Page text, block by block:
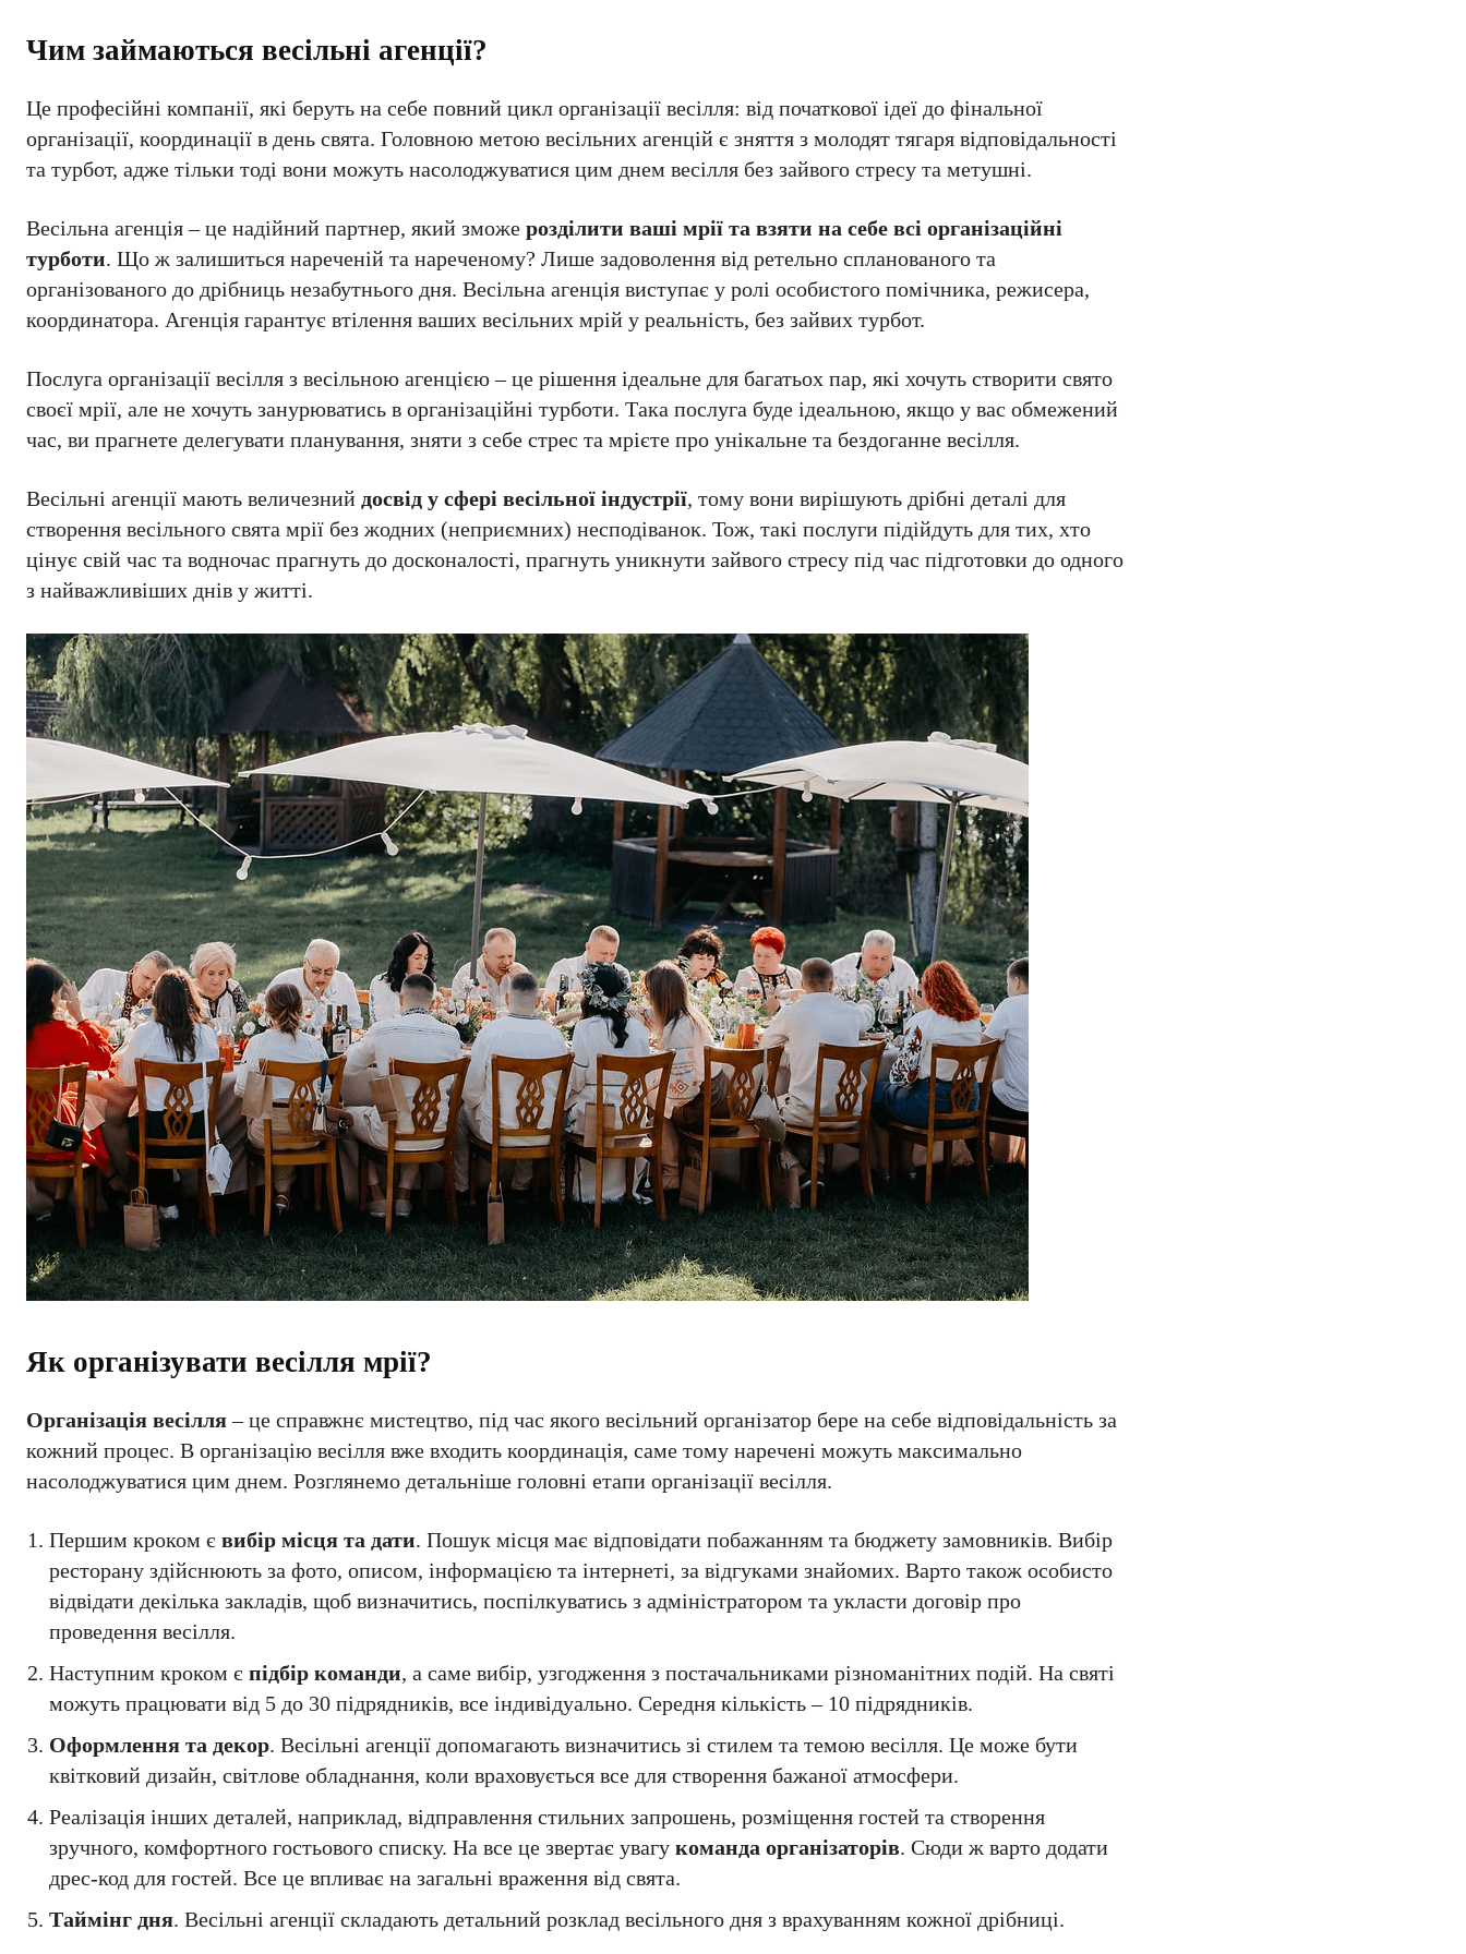
Чим займаються весільні агенції?
Це професійні компанії, які беруть на себе повний цикл організації весілля: від початкової ідеї до фінальної
організації, координації в день свята. Головною метою весільних агенцій є зняття з молодят тягаря відповідальності
та турбот, адже тільки тоді вони можуть насолоджуватися цим днем весілля без зайвого стресу та метушні.
Весільна агенція – це надійний партнер, який зможе розділити ваші мрії та взяти на себе всі організаційні
турботи. Що ж залишиться нареченій та нареченому? Лише задоволення від ретельно спланованого та
організованого до дрібниць незабутнього дня. Весільна агенція виступає у ролі особистого помічника, режисера,
координатора. Агенція гарантує втілення ваших весільних мрій у реальність, без зайвих турбот.
Послуга організації весілля з весільною агенцією – це рішення ідеальне для багатьох пар, які хочуть створити свято
своєї мрії, але не хочуть занурюватись в організаційні турботи. Така послуга буде ідеальною, якщо у вас обмежений
час, ви прагнете делегувати планування, зняти з себе стрес та мрієте про унікальне та бездоганне весілля.
Весільні агенції мають величезний досвід у сфері весільної індустрії, тому вони вирішують дрібні деталі для
створення весільного свята мрії без жодних (неприємних) несподіванок. Тож, такі послуги підійдуть для тих, хто
цінує свій час та водночас прагнуть до досконалості, прагнуть уникнути зайвого стресу під час підготовки до одного
з найважливіших днів у житті.
Як організувати весілля мрії?
Організація весілля– це справжнє мистецтво, під час якого весільний організатор бере на себе відповідальність за
кожний процес. В організацію весілля вже входить координація, саме тому наречені можуть максимально
насолоджуватися цим днем. Розглянемо детальніше головні етапи організації весілля.
Першим кроком є вибір місця та дати. Пошук місця має відповідати побажанням та бюджету замовників. Вибір
ресторану здійснюють за фото, описом, інформацією та інтернеті, за відгуками знайомих. Варто також особисто
відвідати декілька закладів, щоб визначитись, поспілкуватись з адміністратором та укласти договір про
проведення весілля.
Наступним кроком є підбір команди, а саме вибір, узгодження з постачальниками різноманітних подій. На святі
можуть працювати від 5 до 30 підрядників, все індивідуально. Середня кількість – 10 підрядників.
Оформлення та декор. Весільні агенції допомагають визначитись зі стилем та темою весілля. Це може бути
квітковий дизайн, світлове обладнання, коли враховується все для створення бажаної атмосфери.
Реалізація інших деталей, наприклад, відправлення стильних запрошень, розміщення гостей та створення
зручного, комфортного гостьового списку. На все це звертає увагу команда організаторів. Сюди ж варто додати
дрес-код для гостей. Все це впливає на загальні враження від свята.
Таймінг дня. Весільні агенції складають детальний розклад весільного дня з врахуванням кожної дрібниці.